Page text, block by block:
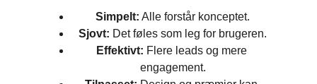
Simpelt: Alle forstår konceptet.
Sjovt: Det føles som leg for brugeren.
Effektivt: Flere leads og mere
engagement.